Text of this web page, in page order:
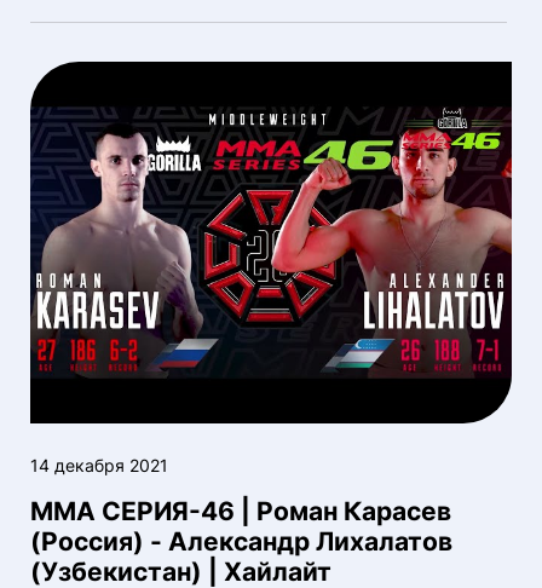
14 декабря 2021
ММА СЕРИЯ-46 | Роман Карасев
(Россия) - Александр Лихалатов
(Узбекистан) | Хайлайт